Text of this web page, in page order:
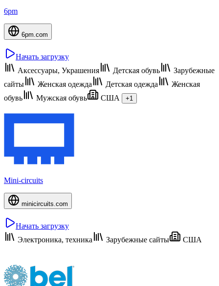
6pm
6pm.com
Начать загрузку
Аксессуары, Украшения
Детская обувь
Зарубежные
сайты
Женская одежда Детская одежда
Женская
обувь
Мужская обувь США +1
Mini-circuits
minicircuits.com
Начать загрузку
Электроника, техника
Зарубежные сайты США